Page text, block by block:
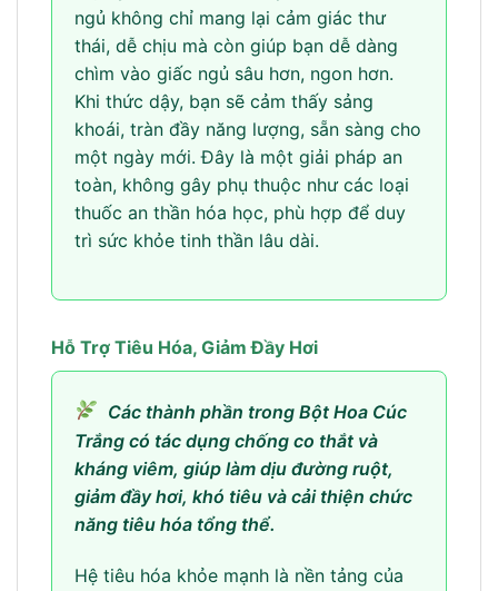
ngủ không chỉ mang lại cảm giác thư
thái, dễ chịu mà còn giúp bạn dễ dàng
chìm vào giấc ngủ sâu hơn, ngon hơn.
Khi thức dậy, bạn sẽ cảm thấy sảng
khoái, tràn đầy năng lượng, sẵn sàng cho
một ngày mới. Đây là một giải pháp an
toàn, không gây phụ thuộc như các loại
thuốc an thần hóa học, phù hợp để duy
trì sức khỏe tinh thần lâu dài.
Hỗ Trợ Tiêu Hóa, Giảm Đầy Hơi
Các thành phần trong Bột Hoa Cúc
Trắng có tác dụng chống co thắt và
kháng viêm, giúp làm dịu đường ruột,
giảm đầy hơi, khó tiêu và cải thiện chức
năng tiêu hóa tổng thể.
Hệ tiêu hóa khỏe mạnh là nền tảng của